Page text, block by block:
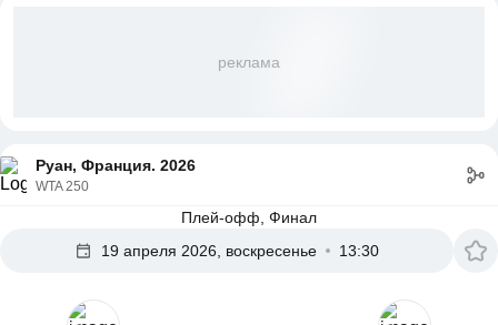
реклама
Руан, Франция. 2026
WTA 250
Плей-офф, Финал
19 апреля 2026, воскресенье
13:30